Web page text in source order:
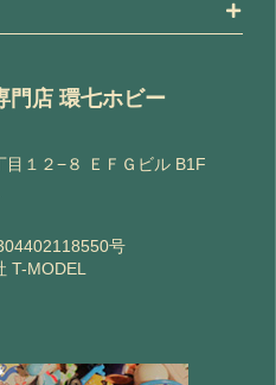
門店 環七ホビー
目１２−８ ＥＦＧビル B1F
号
T-MODEL